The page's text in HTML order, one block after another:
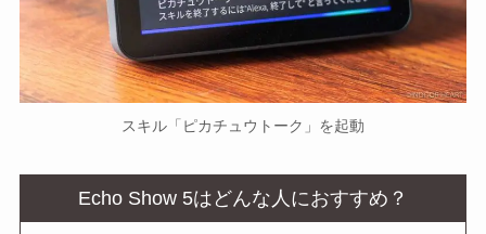
スキル「ピカチュウトーク」を起動
Echo Show 5はどんな人におすすめ？